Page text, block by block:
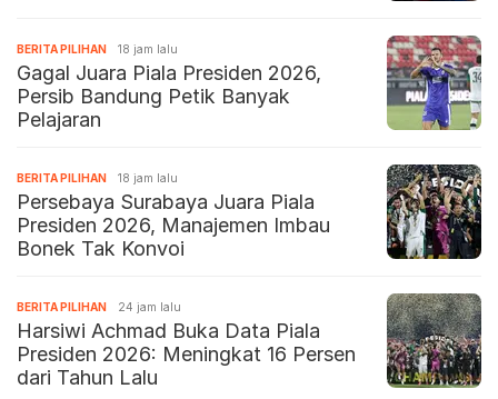
BERITA PILIHAN 18 jam lalu
Gagal Juara Piala Presiden 2026,
Persib Bandung Petik Banyak
Pelajaran
BERITA PILIHAN 18 jam lalu
Persebaya Surabaya Juara Piala
Presiden 2026, Manajemen Imbau
Bonek Tak Konvoi
BERITA PILIHAN 24 jam lalu
Harsiwi Achmad Buka Data Piala
Presiden 2026: Meningkat 16 Persen
dari Tahun Lalu